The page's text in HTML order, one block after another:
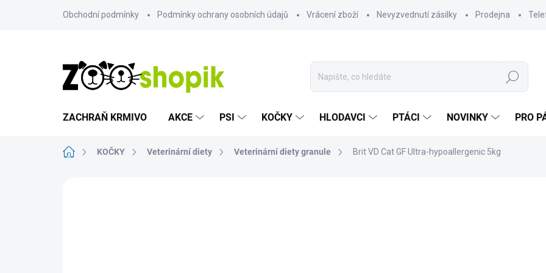
Obchodní podmínky Podmínky ochrany osobních údajů Vrácení zboží Nevyzvednutí zásilky Prodejna
Hledat
ZACHRAŇ KRMIVO AKCE PSI KOČKY HLODAVCI PTÁCI NOVINKY PRO
Domů KOČKY Veterinární diety Veterinární diety granule Brit VD Cat GF Ultra-hypoallergenic 5kg